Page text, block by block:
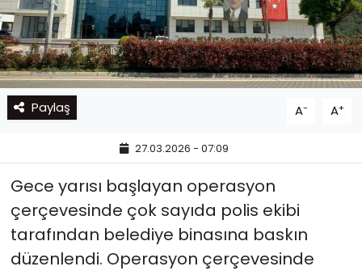
Paylaş A- A+
27.03.2026 - 07:09
Gece yarısı başlayan operasyon
çerçevesinde çok sayıda polis ekibi
tarafından belediye binasına baskın
düzenlendi. Operasyon çerçevesinde